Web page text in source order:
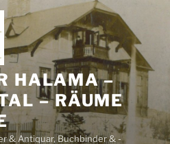
HALAMA –
– RÄUME
& Antiquar, Buchbinder & -